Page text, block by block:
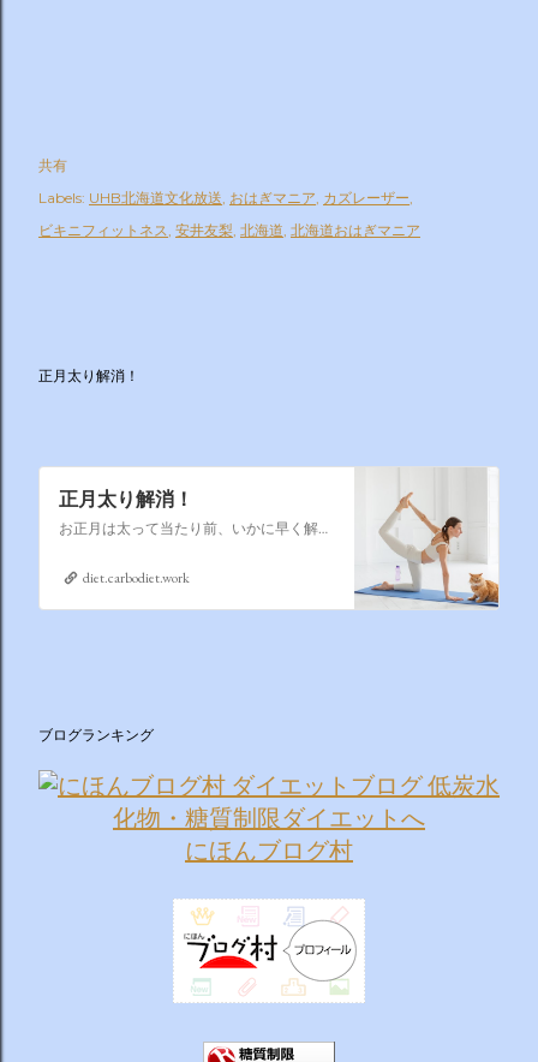
共有
Labels: UHB北海道文化放送 おはぎマニア カズレーザー
ビキニフィットネス 安井友梨 北海道 北海道おはぎマニア
正月太り解消！
正月太り解消！
お正月は太って当たり前、いかに早く解消するかそれが課題なのです
diet.carbodiet.work
ブログランキング
にほんブログ村